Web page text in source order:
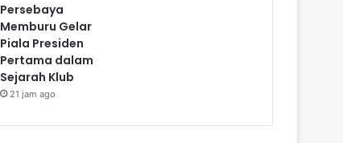
Persebaya
Memburu Gelar
Piala Presiden
Pertama dalam
Sejarah Klub
21 jam ago